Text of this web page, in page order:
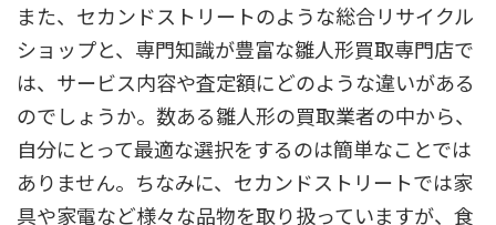
また、セカンドストリートのような総合リサイクル
ショップと、専門知識が豊富な雛人形買取専門店で
は、サービス内容や査定額にどのような違いがある
のでしょうか。数ある雛人形の買取業者の中から、
自分にとって最適な選択をするのは簡単なことでは
ありません。ちなみに、セカンドストリートでは家
具や家電など様々な品物を取り扱っていますが、食